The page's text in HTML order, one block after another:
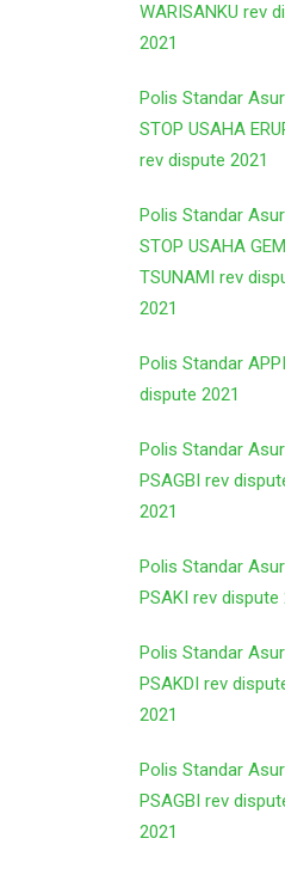
WARISANKU rev
2021
Polis Standar
STOP USAHA
rev dispute 2021
Polis Standar
STOP USAHA
TSUNAMI rev
2021
Polis Standar
dispute 2021
Polis Standar
PSAGBI rev
2021
Polis Standar
PSAKI rev dispute
Polis Standar
PSAKDI rev
2021
Polis Standar
PSAGBI rev
2021